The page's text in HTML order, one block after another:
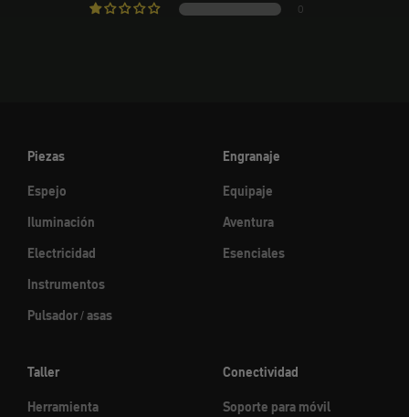
0
Piezas
Espejo
Iluminación
Electricidad
Instrumentos
Pulsador / asas
Engranaje
Equipaje
Aventura
Esenciales
Taller
Herramienta
Conectividad
Soporte para móvil